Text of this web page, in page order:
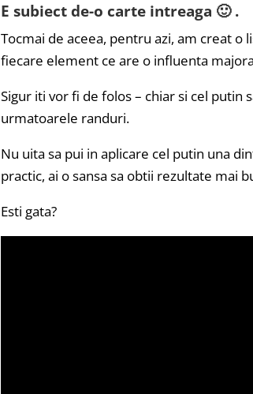
E subiect de-o carte intreaga 🙂 .
Tocmai de aceea, pentru azi, am creat
fiecare element ce are o influenta
Sigur iti vor fi de folos – chiar si cel putin
urmatoarele randuri.
Nu uita sa pui in aplicare cel putin una
practic, ai o sansa sa obtii rezultate mai
Esti gata?